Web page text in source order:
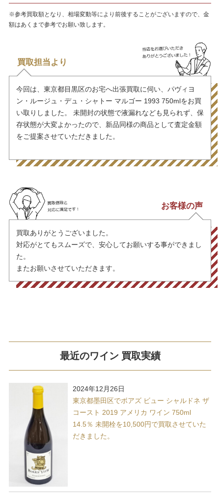
※参考買取額となり、相場変動等により前後することがございますので、金
額はあくまで参考でお願い致します。
買取担当より
今回は、東京都目黒区のお宅へ出張買取に伺い、パヴィヨ
ン・ルージュ・デュ・シャトー マルゴー 1993 750mlをお買
い取りしました。 未開封の状態で液漏れなども見られず、保
存状態が大変よかったので、新品同様の商品として査定金額
をご提案させていただきました。
お客様の声
買取ありがとうございました。
対応がとてもスムーズで、安心してお願いする事ができまし
た。
またお願いさせていただきます。
最近のワイン 買取実績
2024年12月26日
東京都墨田区でボアズ ビュー シャルドネ ザ
コースト 2019 アメリカ ワイン 750ml
14.5％ 未開栓を10,500円で買取させていた
だきました。